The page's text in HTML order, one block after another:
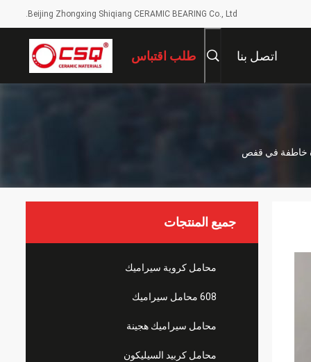
Beijing Zhongxing Shiqiang CERAMIC BEARING Co., Ltd.
اتصل بنا طلب اقتباس
جميع المنتجات
محامل كروية سيراميك
608 محامل سيراميك
محامل سيراميك هجينة
محامل كربيد السيليكون